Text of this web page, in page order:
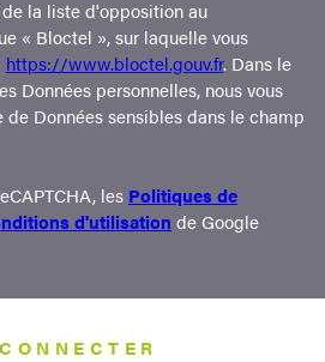
de la liste d'opposition au
« Bloctel », sur laquelle vous
https://www.bloctel.gouv.fr. Dans le
Données personnelles, nous vous
Données sensibles dans le champ
les Politiques de
d'utilisation de Google